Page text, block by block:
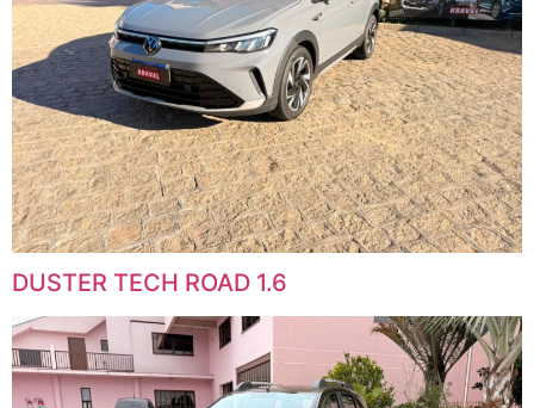
DUSTER TECH ROAD 1.6